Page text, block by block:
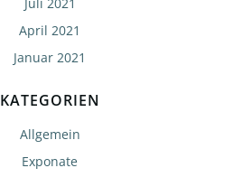
April 2021
Januar 2021
KATEGORIEN
Allgemein
Exponate